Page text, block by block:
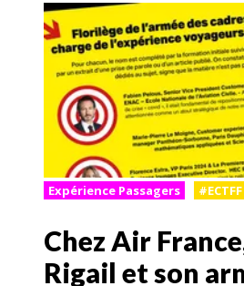
Expérience Passagers #ECTFF
Chez Air
Rigail et son